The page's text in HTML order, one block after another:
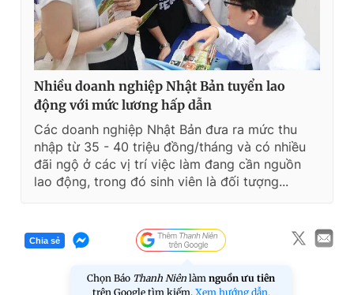
Nhiều doanh nghiệp Nhật Bản tuyển lao
động với mức lương hấp dẫn
Các doanh nghiệp Nhật Bản đưa ra mức thu
nhập từ 35 - 40 triệu đồng/tháng và có nhiều
đãi ngộ ở các vị trí việc làm đang cần nguồn
lao động, trong đó sinh viên là đối tượng...
Chia sẻ
Chọn Báo Thanh Niên làm nguồn ưu tiên
trên Google tìm kiếm. Xem hướng dẫn.